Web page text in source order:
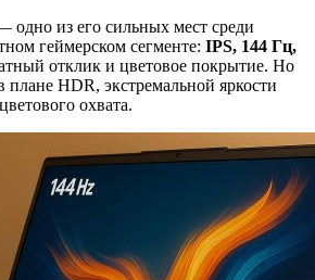
из его сильных мест среди
геймерском сегменте: IPS, 144 Гц,
отклик и цветовое покрытие. Но
плане HDR, экстремальной яркости
охвата.